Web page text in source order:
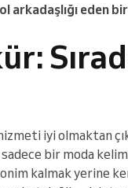
arkadaşlığı eden
iyi olmaktan
bir moda kelime
kalmak yerine